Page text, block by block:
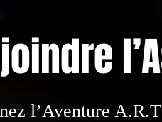
l’Aventure